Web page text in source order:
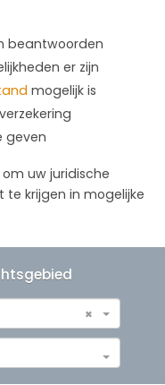
beantwoorden
er zijn
mogelijk is
geven
uw juridische
krijgen in mogelijke
×